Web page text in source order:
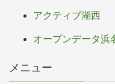
アクティブ湖西
オープンデータ浜
メニュー